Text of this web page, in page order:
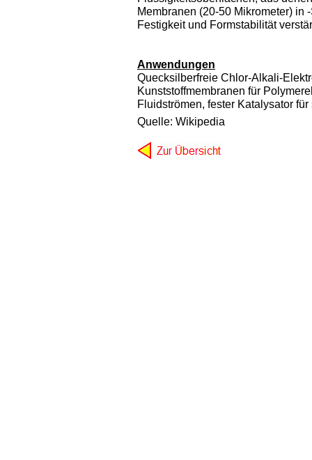
Membranen (20-50 Mikrometer)
Festigkeit und Formstabilität
Anwendungen
Quecksilberfreie Chlor-Alkali-
Kunststoffmembranen für
Fluidströmen, fester Katalysator
Quelle: Wikipedia